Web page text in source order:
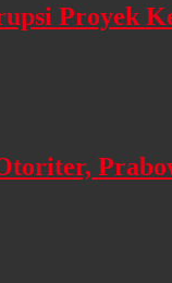
Proyek